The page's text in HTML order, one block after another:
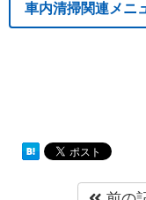
車内清掃関連メニ